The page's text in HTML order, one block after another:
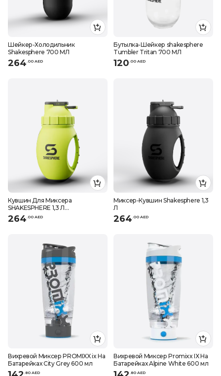
Шейкер-Холодильник
Shakesphere 700 МЛ
264 00 AED
Бутылка-Шейкер shakesphere
Tumbler Tritan 700 МЛ
120 00 AED
Кувшин Для Миксера
SHAKESPHERE 1,3 Л
Флуоресцентно-Желтый
264 00 AED
Миксер-Кувшин Shakesphere 1,3
Л
264 00 AED
Вихревой Миксер PROMIXX ix На
Батарейках City Grey 600 мл
.80 AED
Вихревой Миксер Promixx IX На
Батарейках Alpine White 600 мл
.80 AED